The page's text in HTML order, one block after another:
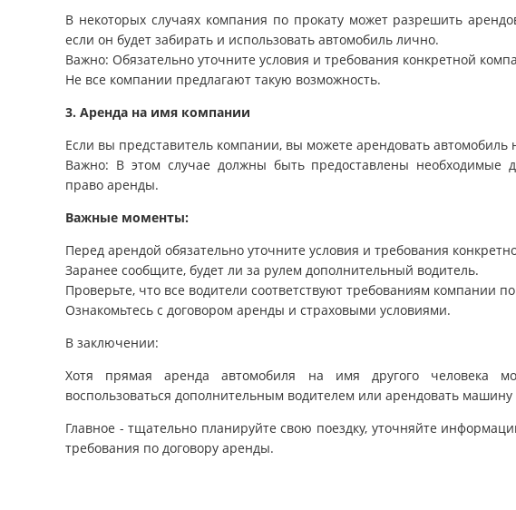
В некоторых случаях компания по прокату может разрешить
если он будет забирать и использовать автомобиль лично.
Важно: Обязательно уточните условия и требования конкретной
Не все компании предлагают такую возможность.
3. Аренда на имя компании
Если вы представитель компании, вы можете арендовать
Важно: В этом случае должны быть предоставлены необходимые
право аренды.
Важные моменты:
Перед арендой обязательно уточните условия и требования
Заранее сообщите, будет ли за рулем дополнительный водитель.
Проверьте, что все водители соответствуют требованиям компании по
Ознакомьтесь с договором аренды и страховыми условиями.
В заключении:
Хотя прямая аренда автомобиля на имя другого человека
воспользоваться дополнительным водителем или арендовать
Главное - тщательно планируйте свою поездку, уточняйте
требования по договору аренды.